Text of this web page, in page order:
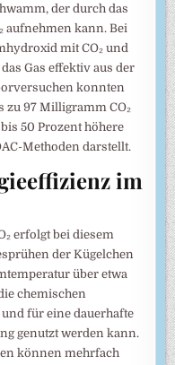
der durch das
aufnehmen kann. Bei
mit CO₂ und
Gas effektiv aus der
konnten
zu 97 Milligramm CO₂
50 Prozent höhere
Methoden darstellt.
im
erfolgt bei diesem
der Kügelchen
über etwa
chemischen
für eine dauerhafte
genutzt werden kann.
können mehrfach